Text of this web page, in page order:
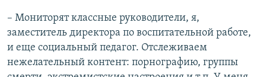
– Мониторят классные руководители, я,
заместитель директора по воспитательной работе,
и еще социальный педагог. Отслеживаем
нежелательный контент: порнографию, группы